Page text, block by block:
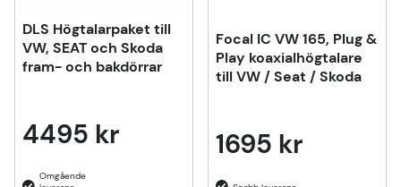
DLS Högtalarpaket till
VW, SEAT och Skoda
fram- och bakdörrar
4495 kr
Focal IC VW 165, Plug &
Play koaxialhögtalare
till VW / Seat / Skoda
1695 kr